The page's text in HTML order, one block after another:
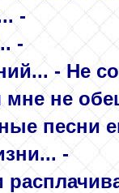
-
-
- Не
мне не
песни
-